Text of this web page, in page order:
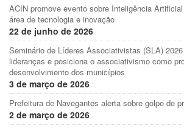
ACIN promove evento sobre Inteligência
área de tecnologia e inovação
22 de junho de 2026
Seminário de Líderes Associativistas (SLA)
lideranças e posiciona o associativismo como
desenvolvimento dos municípios
3 de março de 2026
Prefeitura de Navegantes alerta sobre golpe de
2 de março de 2026